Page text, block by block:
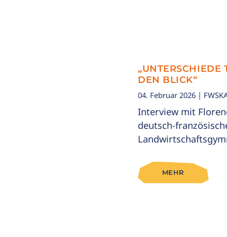
„UNTERSCHIEDE
DEN BLICK“
04. Februar 2026 |
Interview mit
deutsch-
MEHR